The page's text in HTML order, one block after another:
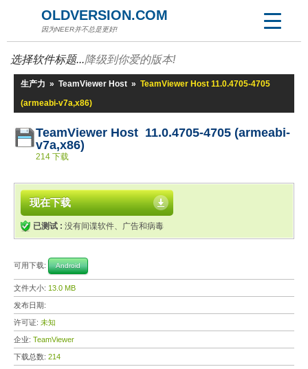
OLDVERSION.COM
因为NEER并不总是更好!
选择软件标题...降级到你爱的版本!
生产力 » TeamViewer Host » TeamViewer Host 11.0.4705-4705
(armeabi-v7a,x86)
TeamViewer Host 11.0.4705-4705 (armeabi-
v7a,x86)
214 下载
现在下载
已测试 : 没有间谍软件、广告和病毒
可用下载: Android
文件大小: 13.0 MB
发布日期:
许可证: 未知
企业: TeamViewer
下载总数: 214